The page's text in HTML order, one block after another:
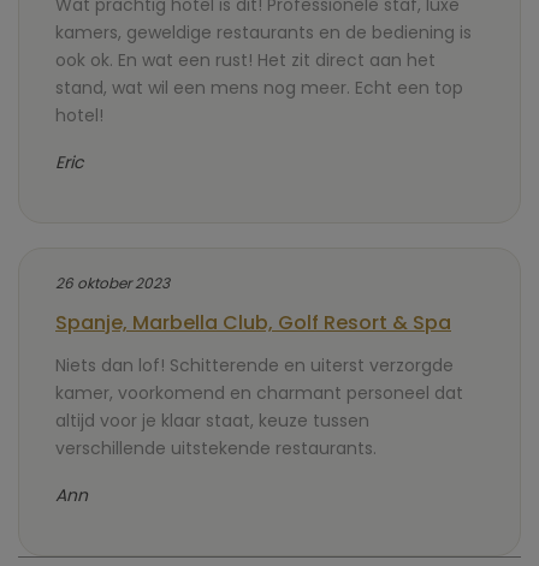
Wat prachtig hotel is dit! Professionele staf, luxe
kamers, geweldige restaurants en de bediening is
ook ok. En wat een rust! Het zit direct aan het
stand, wat wil een mens nog meer. Echt een top
hotel!
Eric
26 oktober 2023
Spanje, Marbella Club, Golf Resort & Spa
Niets dan lof! Schitterende en uiterst verzorgde
kamer, voorkomend en charmant personeel dat
altijd voor je klaar staat, keuze tussen
verschillende uitstekende restaurants.
Ann